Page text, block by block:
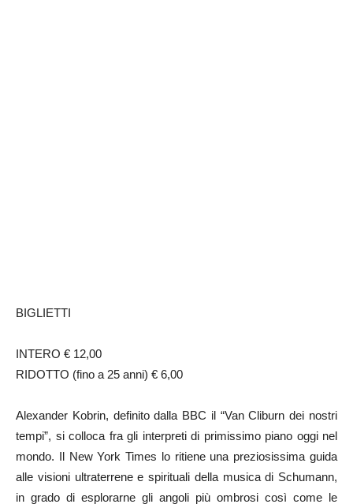
BIGLIETTI
INTERO € 12,00
RIDOTTO (fino a 25 anni) € 6,00
Alexander Kobrin, definito dalla BBC il “Van Cliburn dei nostri
tempi”, si colloca fra gli interpreti di primissimo piano oggi nel
mondo. Il New York Times lo ritiene una preziosissima guida
alle visioni ultraterrene e spirituali della musica di Schumann,
in grado di esplorarne gli angoli più ombrosi così come le